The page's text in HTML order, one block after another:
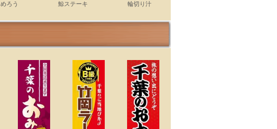
ろう
鯨ステーキ
輪切り汁